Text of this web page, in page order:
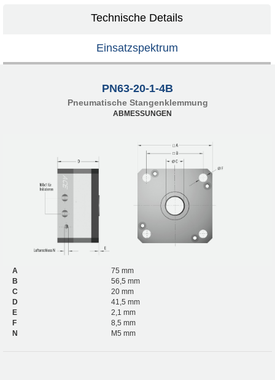
Technische Details
Einsatzspektrum
PN63-20-1-4B
Pneumatische Stangenklemmung
ABMESSUNGEN
A
75 mm
B
56,5 mm
C
20 mm
D
41,5 mm
E
2,1 mm
F
8,5 mm
N
M5 mm